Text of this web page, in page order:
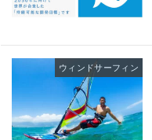
ウィンドサーフィン